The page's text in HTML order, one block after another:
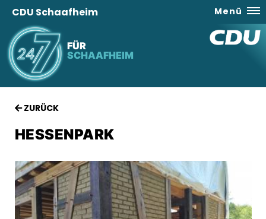
FÜR
SCHAAFHEIM
CDU Schaafheim Menü
ZURÜCK
HESSENPARK